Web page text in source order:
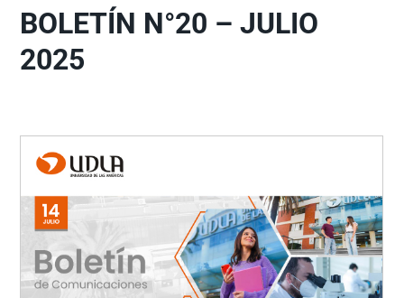
BOLETÍN N°20 – JULIO
2025